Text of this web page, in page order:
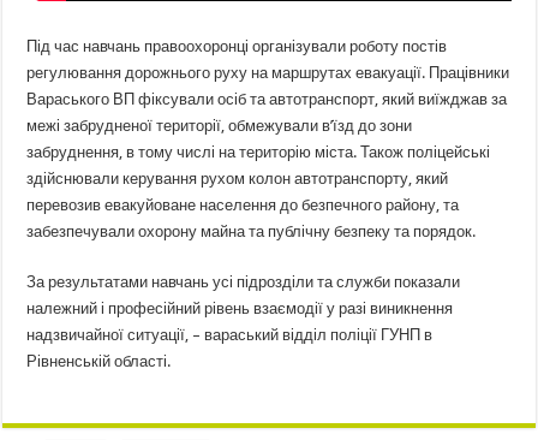
Під час навчань правоохоронці організували роботу постів
регулювання дорожнього руху на маршрутах евакуації. Працівники
Вараського ВП фіксували осіб та автотранспорт, який виїжджав за
межі забрудненої території, обмежували в’їзд до зони
забруднення, в тому числі на територію міста. Також поліцейські
здійснювали керування рухом колон автотранспорту, який
перевозив евакуйоване населення до безпечного району, та
забезпечували охорону майна та публічну безпеку та порядок.
За результатами навчань усі підрозділи та служби показали
належний і професійний рівень взаємодії у разі виникнення
надзвичайної ситуації, – вараський відділ поліції ГУНП в
Рівненській області.